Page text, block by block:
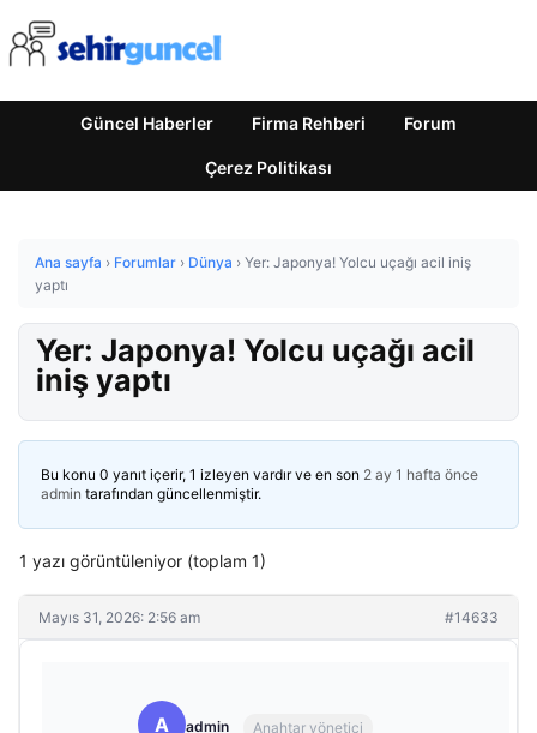
Güncel Haberler Firma Rehberi Forum
Çerez Politikası
Ana sayfa › Forumlar › Dünya › Yer: Japonya! Yolcu uçağı acil iniş
yaptı
Yer: Japonya! Yolcu uçağı acil
iniş yaptı
Bu konu 0 yanıt içerir, 1 izleyen vardır ve en son 2 ay 1 hafta önce
admin tarafından güncellenmiştir.
1 yazı görüntüleniyor (toplam 1)
Mayıs 31, 2026: 2:56 am #14633
A admin Anahtar yönetici